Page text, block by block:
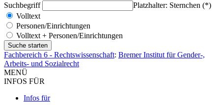
Suchbegriff
Platzhalter: Sternchen (*)
Volltext
Personen/Einrichtungen
Volltext + Personen/Einrichtungen
Fachbereich 6 - Rechtswissenschaft: Bremer Institut für Gender-,
Arbeits- und Sozialrecht
MENÜ
INFOS FÜR
Infos für